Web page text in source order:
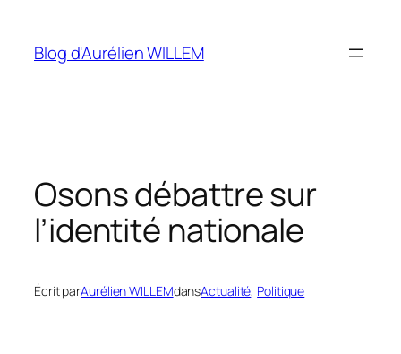
contenu
Blog d'Aurélien WILLEM
Osons débattre sur
l’identité nationale
Écrit parAurélien WILLEMdansActualité, Politique